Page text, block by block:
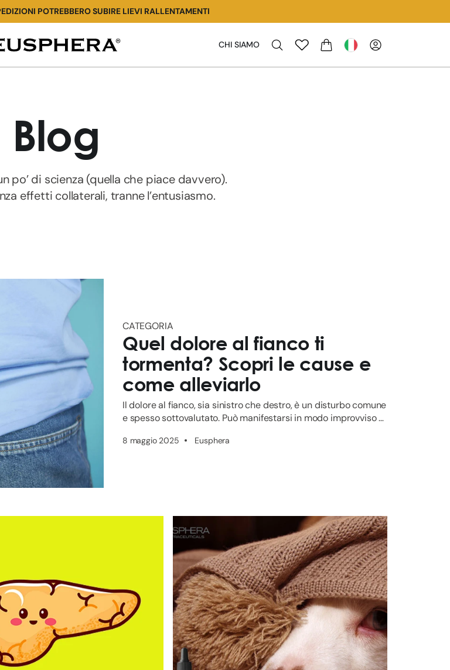
POTREBBERO SUBIRE LIEVI RALLENTAMENTI
CHI SIAMO
Blog
po’ di scienza (quella che piace davvero).
effetti collaterali, tranne l’entusiasmo.
CATEGORIA
Quel dolore al fianco ti
tormenta? Scopri le cause e
come alleviarlo
Il dolore al fianco, sia sinistro che destro, è un disturbo comune
e spesso sottovalutato. Può manifestarsi in modo improvviso o
8 maggio 2025 Eusphera